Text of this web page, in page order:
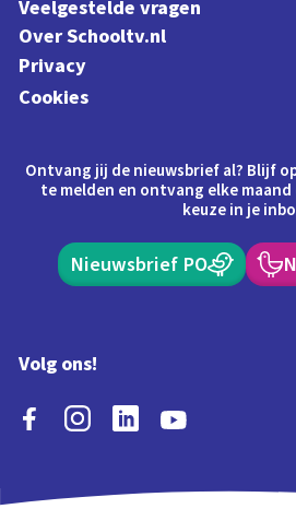
Veelgestelde vragen
Over Schooltv.nl
Privacy
Cookies
Ontvang jij de nieuwsbrief al? Blijf
te melden en ontvang elke
keuze in je
Nieuwsbrief PO
Volg ons!